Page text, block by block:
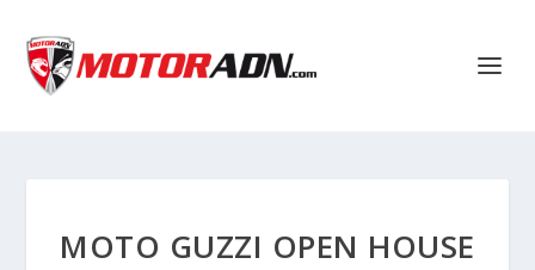
MOTO GUZZI OPEN HOUSE